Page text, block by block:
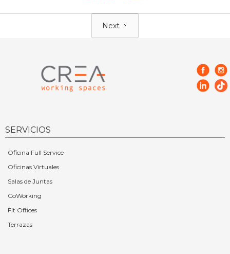
Next
SERVICIOS
Oficina Full Service
Oficinas Virtuales
Salas de Juntas
CoWorking
Fit Offices
Terrazas